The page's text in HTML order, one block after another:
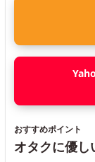
おすすめポイント
オタクに優し